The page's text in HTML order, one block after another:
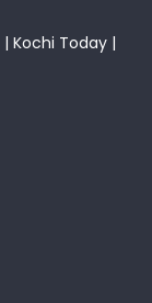
| Kochi Today |